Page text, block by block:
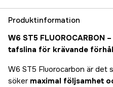
Produktinformation
W6 ST5 FLUOROCARBON
tafslina för krävande
W6 ST5 Fluorocarbon är det
söker maximal följsamhet